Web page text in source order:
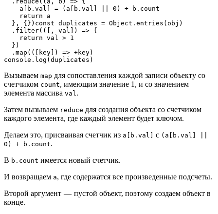
console.log(duplicates)
Вызываем map для сопоставления каждой записи объекту со
счетчиком count, имеющим значение 1, и со значением
элемента массива val.
Затем вызываем reduce для создания объекта со счетчиком
каждого элемента, где каждый элемент будет ключом.
Делаем это, присваивая счетчик из a[b.val] с (a[b.val] ||
0) + b.count.
В b.count имеется новый счетчик.
И возвращаем a, где содержатся все произведенные подсчеты.
Второй аргумент — пустой объект, поэтому создаем объект в
конце.